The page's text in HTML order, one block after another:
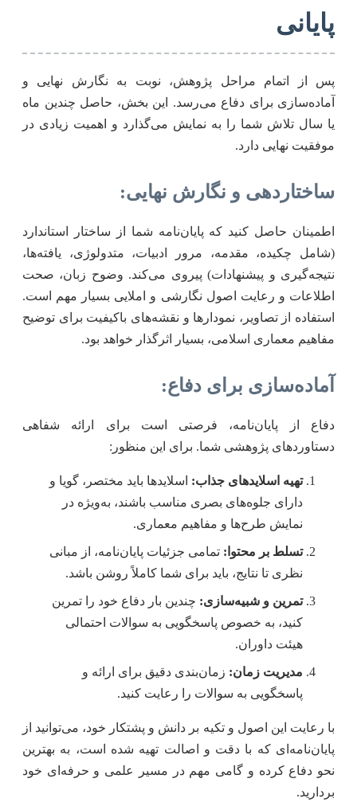
پایانی
پس از اتمام مراحل پژوهش، نوبت به نگارش نهایی و
آماده‌سازی برای دفاع می‌رسد. این بخش، حاصل چندین ماه
یا سال تلاش شما را به نمایش می‌گذارد و اهمیت زیادی در
موفقیت نهایی دارد.
ساختاردهی و نگارش نهایی:
اطمینان حاصل کنید که پایان‌نامه شما از ساختار استاندارد
(شامل چکیده، مقدمه، مرور ادبیات، متدولوژی، یافته‌ها،
نتیجه‌گیری و پیشنهادات) پیروی می‌کند. وضوح زبان، صحت
اطلاعات و رعایت اصول نگارشی و املایی بسیار مهم است.
استفاده از تصاویر، نمودارها و نقشه‌های باکیفیت برای توضیح
مفاهیم معماری اسلامی، بسیار اثرگذار خواهد بود.
آماده‌سازی برای دفاع:
دفاع از پایان‌نامه، فرصتی است برای ارائه شفاهی
دستاوردهای پژوهشی شما. برای این منظور:
تهیه اسلاید‌های جذاب: اسلایدها باید مختصر، گویا و
دارای جلوه‌های بصری مناسب باشند، به‌ویژه در
نمایش طرح‌ها و مفاهیم معماری.
تسلط بر محتوا: تمامی جزئیات پایان‌نامه، از مبانی
نظری تا نتایج، باید برای شما کاملاً روشن باشد.
تمرین و شبیه‌سازی: چندین بار دفاع خود را تمرین
کنید، به خصوص پاسخگویی به سوالات احتمالی
هیئت داوران.
مدیریت زمان: زمان‌بندی دقیق برای ارائه و
پاسخگویی به سوالات را رعایت کنید.
با رعایت این اصول و تکیه بر دانش و پشتکار خود، می‌توانید از
پایان‌نامه‌ای که با دقت و اصالت تهیه شده است، به بهترین
نحو دفاع کرده و گامی مهم در مسیر علمی و حرفه‌ای خود
بردارید.